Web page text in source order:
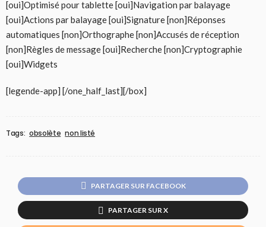
[oui]Optimisé pour tablette [oui]Navigation par balayage
[oui]Actions par balayage [oui]Signature [non]Réponses
automatiques [non]Orthographe [non]Accusés de réception
[non]Règles de message [oui]Recherche [non]Cryptographie
[oui]Widgets
[legende-app] [/one_half_last][/box]
Tags: obsolète non listé
PARTAGER SUR FACEBOOK
PARTAGER SUR X